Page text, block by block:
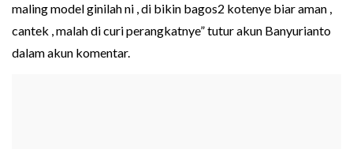
maling model ginilah ni , di bikin bagos2 kotenye biar aman ,
cantek , malah di curi perangkatnye” tutur akun Banyurianto
dalam akun komentar.